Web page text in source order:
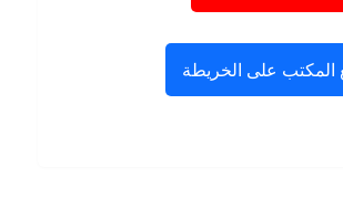
المكتب على الخريطة